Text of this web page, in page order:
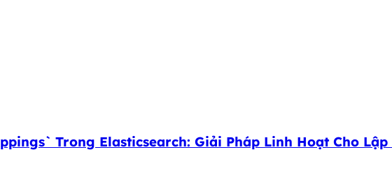
Trong Elasticsearch: Giải Pháp Linh Hoạt Cho Lập